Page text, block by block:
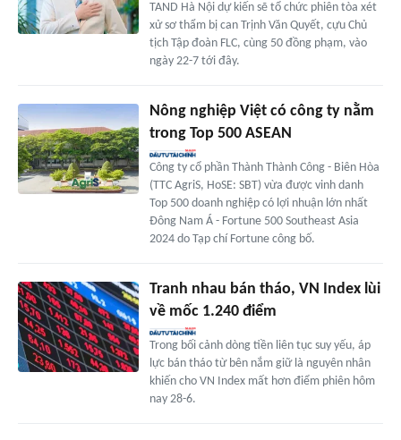
TAND Hà Nội dự kiến sẽ tổ chức phiên tòa xét
xử sơ thẩm bị can Trịnh Văn Quyết, cựu Chủ
tịch Tập đoàn FLC, cùng 50 đồng phạm, vào
ngày 22-7 tới đây.
Nông nghiệp Việt có công ty nằm
trong Top 500 ASEAN
Công ty cổ phần Thành Thành Công - Biên Hòa
(TTC AgriS, HoSE: SBT) vừa được vinh danh
Top 500 doanh nghiệp có lợi nhuận lớn nhất
Đông Nam Á - Fortune 500 Southeast Asia
2024 do Tạp chí Fortune công bố.
Tranh nhau bán tháo, VN Index lùi
về mốc 1.240 điểm
Trong bối cảnh dòng tiền liên tục suy yếu, áp
lực bán tháo từ bên nắm giữ là nguyên nhân
khiến cho VN Index mất hơn điểm phiên hôm
nay 28-6.